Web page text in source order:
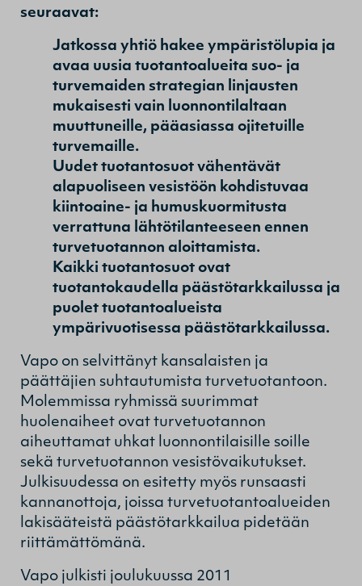
seuraavat:
Jatkossa yhtiö hakee ympäristölupia ja
avaa uusia tuotantoalueita suo- ja
turvemaiden strategian linjausten
mukaisesti vain luonnontilaltaan
muuttuneille, pääasiassa ojitetuille
turvemaille.
Uudet tuotantosuot vähentävät
alapuoliseen vesistöön kohdistuvaa
kiintoaine- ja humuskuormitusta
verrattuna lähtötilanteeseen ennen
turvetuotannon aloittamista.
Kaikki tuotantosuot ovat
tuotantokaudella päästötarkkailussa ja
puolet tuotantoalueista
ympärivuotisessa päästötarkkailussa.
Vapo on selvittänyt kansalaisten ja
päättäjien suhtautumista turvetuotantoon.
Molemmissa ryhmissä suurimmat
huolenaiheet ovat turvetuotannon
aiheuttamat uhkat luonnontilaisille soille
sekä turvetuotannon vesistövaikutukset.
Julkisuudessa on esitetty myös runsaasti
kannanottoja, joissa turvetuotantoalueiden
lakisääteistä päästötarkkailua pidetään
riittämättömänä.
Vapo julkisti joulukuussa 2011